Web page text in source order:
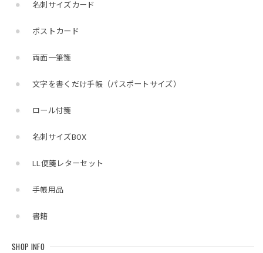
名刺サイズカード
ポストカード
両面一筆箋
文字を書くだけ手帳（パスポートサイズ）
ロール付箋
名刺サイズBOX
LL便箋レターセット
手帳用品
書籍
SHOP INFO